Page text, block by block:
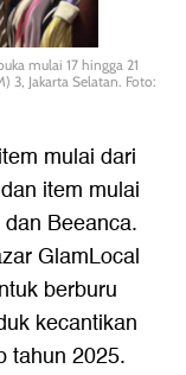
mulai 17 hingga 21
3, Jakarta Selatan. Foto:
mulai dari
item mulai
Beeanca.
GlamLocal
berburu
kecantikan
tahun 2025.